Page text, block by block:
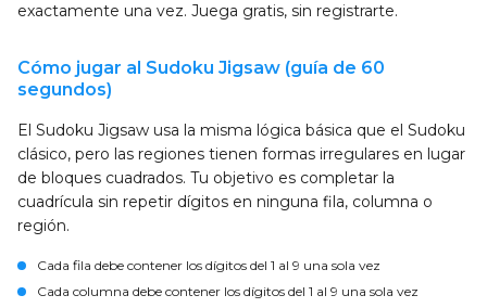
exactamente una vez. Juega gratis, sin registrarte.
Cómo jugar al Sudoku Jigsaw (guía de 60
segundos)
El Sudoku Jigsaw usa la misma lógica básica que el Sudoku
clásico, pero las regiones tienen formas irregulares en lugar
de bloques cuadrados. Tu objetivo es completar la
cuadrícula sin repetir dígitos en ninguna fila, columna o
región.
Cada fila debe contener los dígitos del 1 al 9 una sola vez
Cada columna debe contener los dígitos del 1 al 9 una sola vez